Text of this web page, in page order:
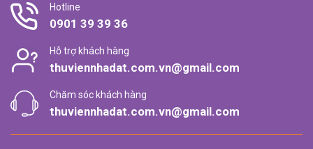
Hotline
0901 39 39 36
Hỗ trợ khách hàng
thuviennhadat.com.vn@gmail.com
Chăm sóc khách hàng
thuviennhadat.com.vn@gmail.com